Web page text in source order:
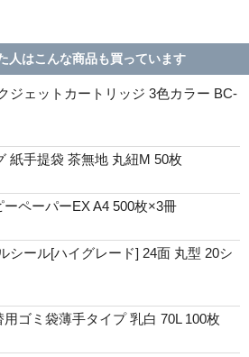
人はこんな商品も買っています
ジェットカートリッジ 3色カラー BC-
紙手提袋 茶無地 丸紐M 50枚
ーペーパーEX A4 500枚×3冊
シール[ハイグレード] 24面 丸型 20シ
ゴミ袋薄手タイプ 乳白 70L 100枚